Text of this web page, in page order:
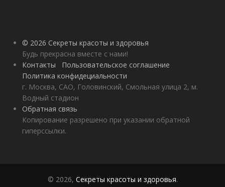
© 2026 Секреты красоты и здоровья
Будь прекрасна вместе с нами!
Контакты
Пользовательское соглашение
Политика конфидециальности
г. Москва, САО, Головинский, Смольная улица 2, м.
Водный стадион
Обратная связь
Копирование разрешено при указании обратной
гиперссылки.
© 2026, Секреты красоты и здоровья.